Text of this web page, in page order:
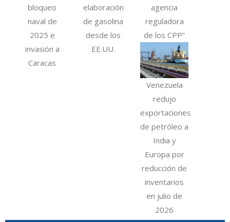
bloqueo
naval de
2025 e
invasión a
Caracas
elaboración
de gasolina
desde los
EE.UU.
agencia
reguladora
de los CPP”
Venezuela
redujo
exportaciones
de petróleo a
India y
Europa por
reducción de
inventarios
en julio de
2026